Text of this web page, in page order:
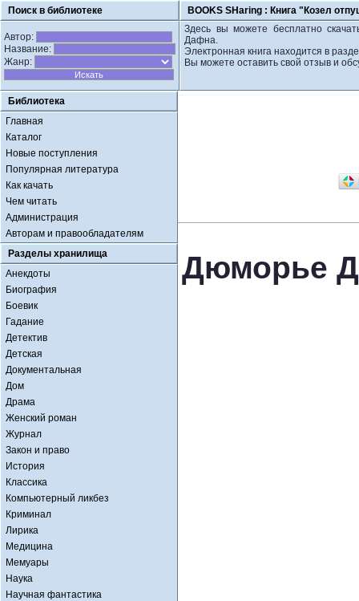
Поиск в библиотеке BOOKS SHaring : Книга "Козел
Автор:
Название:
Жанр:
Здесь вы можете бесплатно
Дафна.
Электронная книга находится в
Вы можете оставить свой отзыв и
Библиотека
Главная
Каталог
Новые поступления
Популярная литература
Как качать
Чем читать
Администрация
Авторам и правообладателям
Разделы хранилища
Анекдоты
Биография
Боевик
Гадание
Детектив
Детская
Документальная
Дом
Драма
Женский роман
Журнал
Закон и право
История
Классика
Компьютерный ликбез
Криминал
Лирика
Медицина
Мемуары
Наука
Научная фантастика
Дюморье